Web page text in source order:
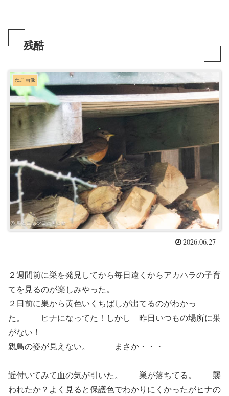
残酷
ねこ画像
2026.06.27
２週間前に巣を発見してから毎日遠くからアカハラの子育
てを見るのが楽しみやった。
２日前に巣から黄色いくちばしが出てるのがわかっ
た。 ヒナになってた！しかし 昨日いつもの場所に巣
がない！
親鳥の姿が見えない。 まさか・・・
近付いてみて血の気が引いた。 巣が落ちてる。 襲
われたか？よく見ると保護色でわかりにくかったがヒナの